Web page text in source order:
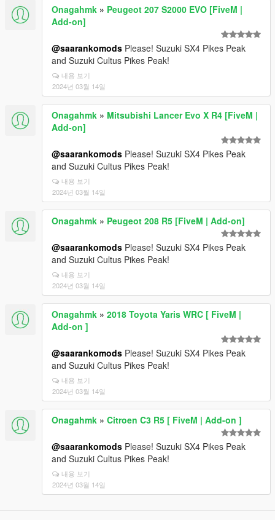
Onagahmk » Peugeot 207 S2000 EVO [FiveM |
Add-on]
@saarankomods Please! Suzuki SX4 Pikes Peak
and Suzuki Cultus Pikes Peak!
내용 보기
2024년 03월 14일
Onagahmk » Mitsubishi Lancer Evo X R4 [FiveM |
Add-on]
@saarankomods Please! Suzuki SX4 Pikes Peak
and Suzuki Cultus Pikes Peak!
내용 보기
2024년 03월 14일
Onagahmk » Peugeot 208 R5 [FiveM | Add-on]
@saarankomods Please! Suzuki SX4 Pikes Peak
and Suzuki Cultus Pikes Peak!
내용 보기
2024년 03월 14일
Onagahmk » 2018 Toyota Yaris WRC [ FiveM |
Add-on ]
@saarankomods Please! Suzuki SX4 Pikes Peak
and Suzuki Cultus Pikes Peak!
내용 보기
2024년 03월 14일
Onagahmk » Citroen C3 R5 [ FiveM | Add-on ]
@saarankomods Please! Suzuki SX4 Pikes Peak
and Suzuki Cultus Pikes Peak!
내용 보기
2024년 03월 14일